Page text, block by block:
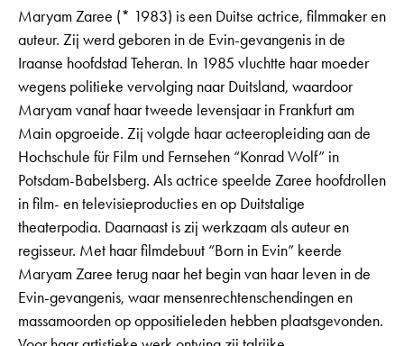
Maryam Zaree (* 1983) is een Duitse actrice, filmmaker en
auteur. Zij werd geboren in de Evin-gevangenis in de
Iraanse hoofdstad Teheran. In 1985 vluchtte haar moeder
wegens politieke vervolging naar Duitsland, waardoor
Maryam vanaf haar tweede levensjaar in Frankfurt am
Main opgroeide. Zij volgde haar acteeropleiding aan de
Hochschule für Film und Fernsehen “Konrad Wolf” in
Potsdam-Babelsberg. Als actrice speelde Zaree hoofdrollen
in film- en televisieproducties en op Duitstalige
theaterpodia. Daarnaast is zij werkzaam als auteur en
regisseur. Met haar filmdebuut “Born in Evin” keerde
Maryam Zaree terug naar het begin van haar leven in de
Evin-gevangenis, waar mensenrechtenschendingen en
massamoorden op oppositieleden hebben plaatsgevonden.